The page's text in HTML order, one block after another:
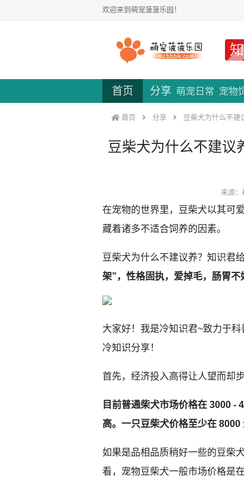
欢迎来到萌宠菠菠乐园！
首页 分享 萌宠日常 宠物
首页 分享 豆柴犬为什么不建
豆柴犬为什么不建议
来源：
在宠物的世界里，豆柴犬以其可
藏着诸多不适合饲养的因素。
豆柴犬为什么不建议养？知识君
架”，性格固执，爱掉毛，肠胃不
大家好！我是冷知识君~致力于
冷知识分享！
首先，经济投入高得让人望而却步
目前普通柴犬市场价格在 3000 -
高。一只豆柴犬价格至少在 8000
如果是品相品质稍好一些的豆柴
看，宠物豆柴犬一般市场价格是